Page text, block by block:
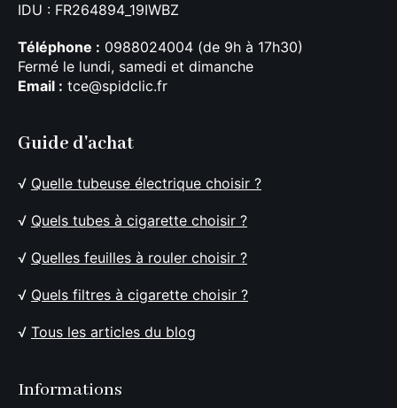
IDU : FR264894_19IWBZ
Téléphone : 0988024004 (de 9h à 17h30)
Fermé le lundi, samedi et dimanche
Email : tce@spidclic.fr
Guide d'achat
√ Quelle tubeuse électrique choisir ?
√ Quels tubes à cigarette choisir ?
√ Quelles feuilles à rouler choisir ?
√ Quels filtres à cigarette choisir ?
√ Tous les articles du blog
Informations